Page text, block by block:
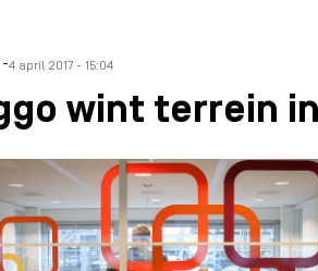
-4 april 2017 - 15:04
wint terrein